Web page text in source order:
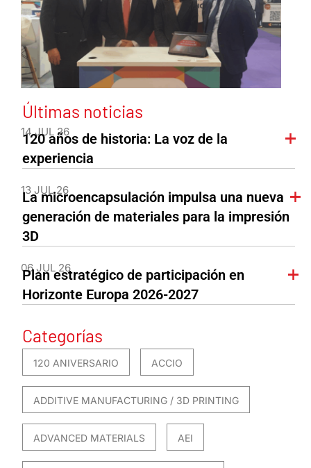
Últimas noticias
14 JUL 26
120 años de historia: La voz de la
experiencia
13 JUL 26
La microencapsulación impulsa una nueva
generación de materiales para la impresión
3D
06 JUL 26
Plan estratégico de participación en
Horizonte Europa 2026-2027
Categorías
120 ANIVERSARIO ACCIO
ADDITIVE MANUFACTURING / 3D PRINTING
ADVANCED MATERIALS AEI